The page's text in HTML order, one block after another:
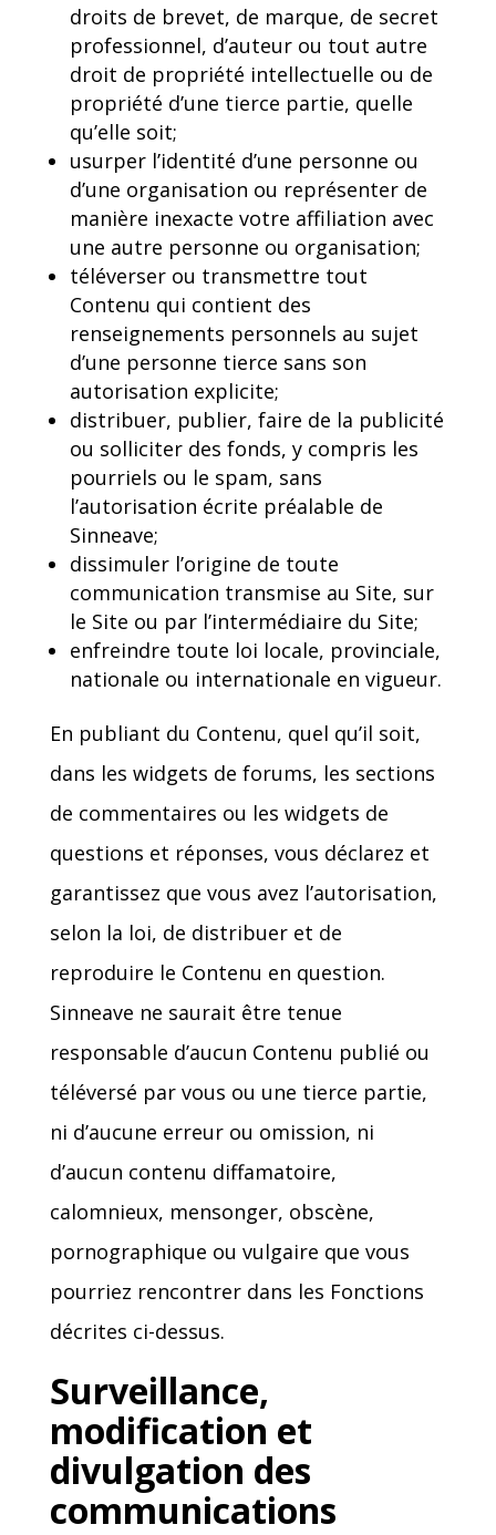
droits de brevet, de marque, de secret
professionnel, d’auteur ou tout autre
droit de propriété intellectuelle ou de
propriété d’une tierce partie, quelle
qu’elle soit;
usurper l’identité d’une personne ou
d’une organisation ou représenter de
manière inexacte votre affiliation avec
une autre personne ou organisation;
téléverser ou transmettre tout
Contenu qui contient des
renseignements personnels au sujet
d’une personne tierce sans son
autorisation explicite;
distribuer, publier, faire de la publicité
ou solliciter des fonds, y compris les
pourriels ou le spam, sans
l’autorisation écrite préalable de
Sinneave;
dissimuler l’origine de toute
communication transmise au Site, sur
le Site ou par l’intermédiaire du Site;
enfreindre toute loi locale, provinciale,
nationale ou internationale en vigueur.
En publiant du Contenu, quel qu’il soit,
dans les widgets de forums, les sections
de commentaires ou les widgets de
questions et réponses, vous déclarez et
garantissez que vous avez l’autorisation,
selon la loi, de distribuer et de
reproduire le Contenu en question.
Sinneave ne saurait être tenue
responsable d’aucun Contenu publié ou
téléversé par vous ou une tierce partie,
ni d’aucune erreur ou omission, ni
d’aucun contenu diffamatoire,
calomnieux, mensonger, obscène,
pornographique ou vulgaire que vous
pourriez rencontrer dans les Fonctions
décrites ci-dessus.
Surveillance,
modification et
divulgation des
communications